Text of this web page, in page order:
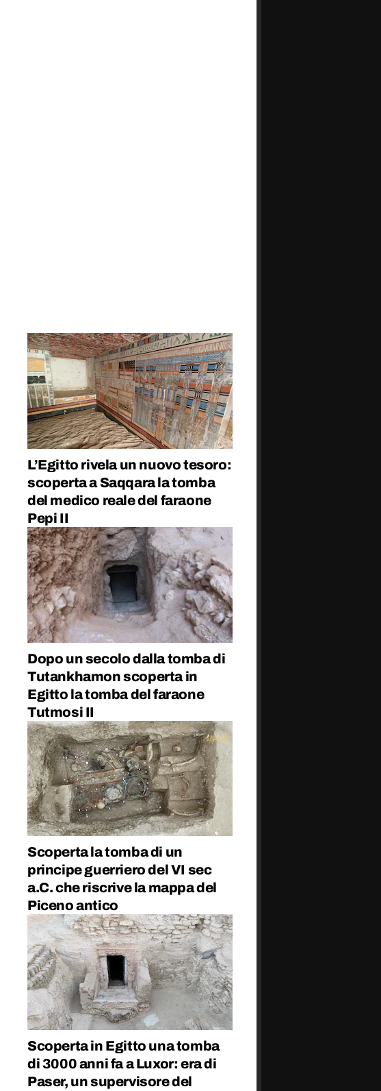
L’Egitto rivela un nuovo tesoro:
scoperta a Saqqara la tomba
del medico reale del faraone
Pepi II
Dopo un secolo dalla tomba di
Tutankhamon scoperta in
Egitto la tomba del faraone
Tutmosi II
Scoperta la tomba di un
principe guerriero del VI sec
a.C. che riscrive la mappa del
Piceno antico
Scoperta in Egitto una tomba
di 3000 anni fa a Luxor: era di
Paser, un supervisore del